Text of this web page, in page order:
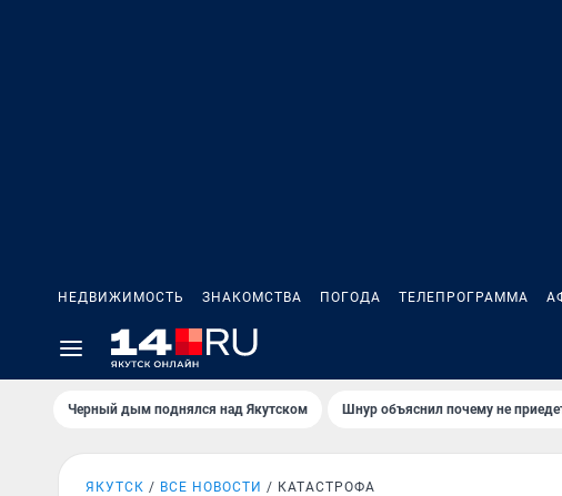
НЕДВИЖИМОСТЬ ЗНАКОМСТВА ПОГОДА ТЕЛЕПРОГРАММА
Черный дым поднялся над Якутском Шнур объяснил почему не
ЯКУТСК ВСЕ НОВОСТИ КАТАСТРОФА